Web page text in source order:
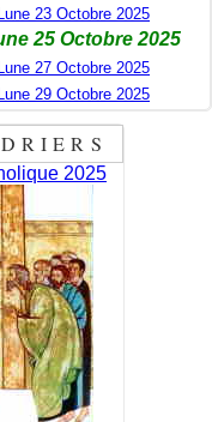
23 Octobre 2025
25 Octobre 2025
27 Octobre 2025
29 Octobre 2025
2025